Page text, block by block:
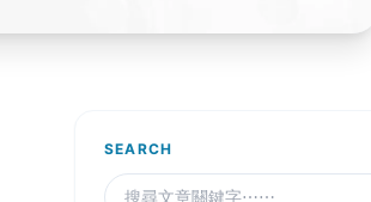
SEARCH